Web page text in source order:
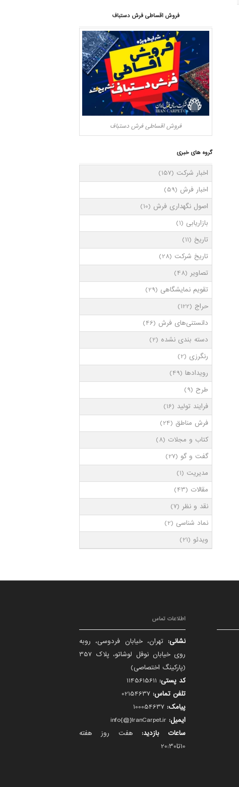
فروش اقساطی فرش دستباف
فروش اقساطی فرش دستباف
گروه های خبری
اخبار شرکت (157)
اخبار فرش (59)
اصول نگهداری فرش (10)
بازاریابی (1)
تاریخ (11)
تاریخ شرکت (28)
تصاویر (48)
تقویم نمایشگاهی (29)
حراج (122)
دانستنی‌های فرش (46)
دسته بندی نشده (2)
رنگرزی (2)
رویدادها(49)
طرح (9)
فرایند تولید (16)
فرش مناطق (24)
کتاب و مجلات (8)
گفت و گو (27)
مدیریت (1)
مقالات (43)
نقد و نظر (7)
نماد شناسی (2)
ویدئو (21)
اطلاعات تماس
نشانی: تهران، خیابان فردوسی، روبه
روی خیابان نوفل لوشاتو، پلاک 357
(پارکینگ اختصاصی)
کد پستی:
تلفن تماس:
پیامک:
ایمیل:
ساعات بازدید: هفت روز هفته
10تا20:30